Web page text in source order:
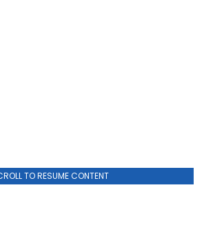
TO RESUME CONTENT